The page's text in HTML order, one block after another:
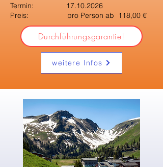
Termin: 17.10.2026
Preis: pro Person ab 118,00 €
Durchführungsgarantie!
weitere Infos